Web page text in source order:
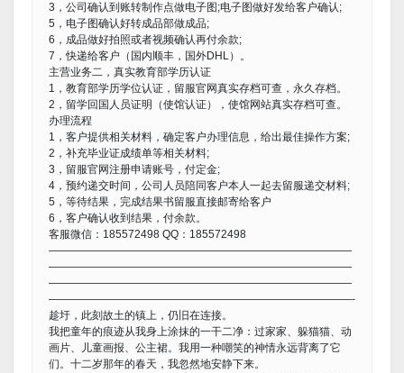
3，公司确认到账转制作点做电子图;电子图做好发给客户确认;
5，电子图确认好转成品部做成品;
6，成品做好拍照或者视频确认再付余款;
7，快递给客户（国内顺丰，国外DHL）。
主营业务二，真实教育部学历认证
1，教育部学历学位认证，留服官网真实存档可查，永久存档。
2，留学回国人员证明（使馆认证），使馆网站真实存档可查。
办理流程
1，客户提供相关材料，确定客户办理信息，给出最佳操作方案;
2，补充毕业证成绩单等相关材料;
3，留服官网注册申请账号，付定金;
4，预约递交时间，公司人员陪同客户本人一起去留服递交材料;
5，等待结果，完成结果书留服直接邮寄给客户
6，客户确认收到结果，付余款。
客服微信：185572498 QQ：185572498
————————————————————————————
————————————————————————————
————————————————————————————
————————————————————————————-
趁圩，此刻故土的镇上，仍旧在连接。
我把童年的痕迹从我身上涂抹的一干二净：过家家、躲猫猫、动
画片、儿童画报、公主裙。我用一种嘲笑的神情永远背离了它
们。十二岁那年的春天，我忽然地安静下来。